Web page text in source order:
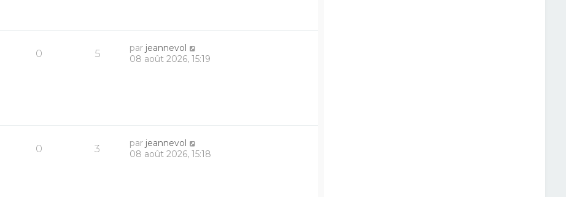
0 5 par jeannevol
08 août 2026, 15:19
0 3 par jeannevol
08 août 2026, 15:18